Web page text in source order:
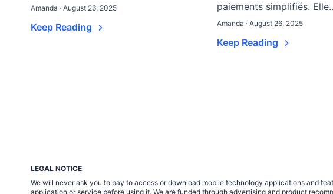
Amanda · August 26, 2025
Keep Reading
paiements simplifiés.
Amanda · August 26, 2025
Keep Reading
LEGAL NOTICE
We will never ask you to pay to access or download mobile technology applications and
application or service before using it. We are funded through advertising and product